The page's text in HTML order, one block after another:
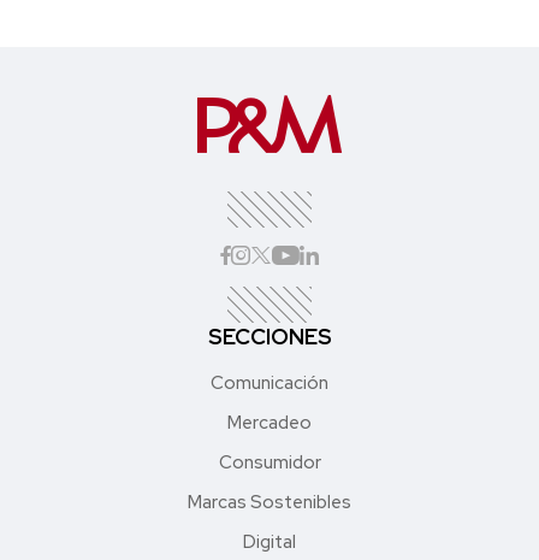
SECCIONES
Comunicación
Mercadeo
Consumidor
Marcas Sostenibles
Digital